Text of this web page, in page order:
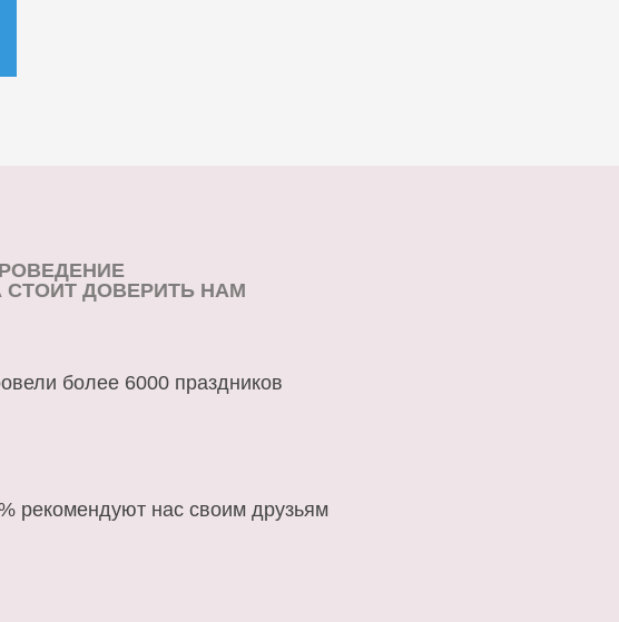
СТОИТ ДОВЕРИТЬ НАМ
более 6000 праздников
рекомендуют нас своим друзьям